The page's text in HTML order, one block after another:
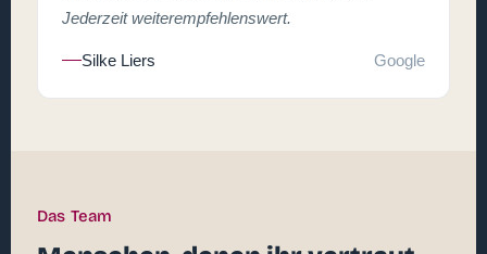
Jederzeit weiterempfehlenswert.
Silke Liers Google
Das Team